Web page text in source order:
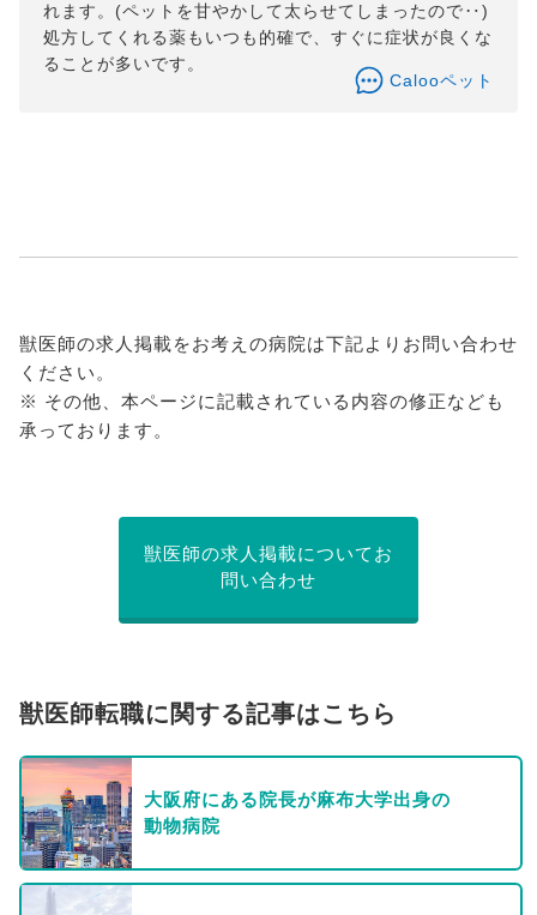
れます。(ペットを甘やかして太らせてしまったので‥)
処方してくれる薬もいつも的確で、すぐに症状が良くな
ることが多いです。
Calooペット
獣医師の求人掲載をお考えの病院は下記よりお問い合わせ
ください。
※ その他、本ページに記載されている内容の修正なども
承っております。
獣医師の求人掲載についてお
問い合わせ
獣医師転職に関する記事はこちら
大阪府にある院長が麻布大学出身の
動物病院